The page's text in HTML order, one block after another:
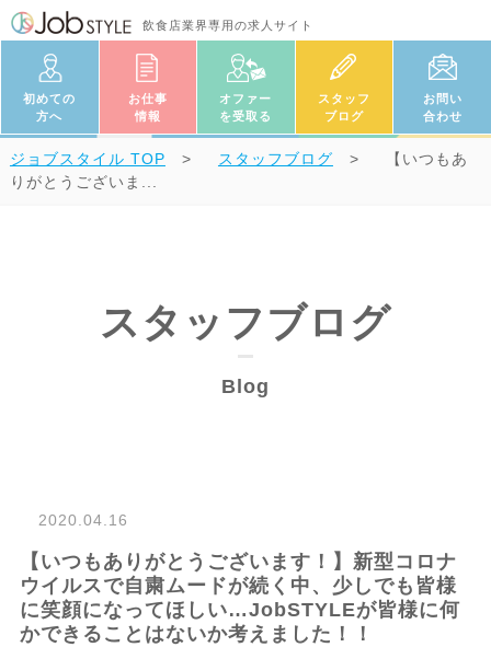
飲食店業界専用の求人サイト
初めての
方へ
お仕事
情報
オファー
を受取る
スタッフ
ブログ
お問い
合わせ
ジョブスタイル TOP スタッフブログ
【いつもあ
りがとうございま...
スタッフブログ
Blog
2020.04.16
【いつもありがとうございます！】新型コロナ
ウイルスで自粛ムードが続く中、少しでも皆様
に笑顔になってほしい…JobSTYLEが皆様に何
かできることはないか考えました！！